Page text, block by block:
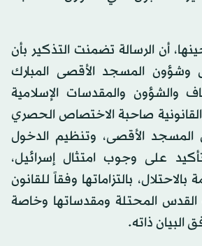
أن الرسالة تضمنت التذكير بأن
وشؤون المسجد الأقصى المبارك
والشؤون والمقدسات الإسلامية
القانونية صاحبة الاختصاص الحصري
المسجد الأقصى، وتنظيم الدخول
على وجوب امتثال إسرائيل،
بالاحتلال، بالتزاماتها وفقاً للقانون
القدس المحتلة ومقدساتها وخاصة
البيان ذاته.